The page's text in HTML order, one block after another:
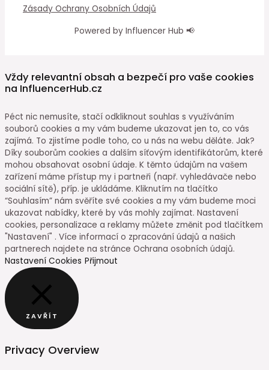
Zásady Ochrany Osobních Údajů
Powered by Influencer Hub 📢
Vždy relevantní obsah a bezpečí pro vaše cookies
na InfluencerHub.cz
Péct nic nemusíte, stačí odkliknout souhlas s využíváním
souborů cookies a my vám budeme ukazovat jen to, co vás
zajímá. To zjistíme podle toho, co u nás na webu děláte. Jak?
Díky souborům cookies a dalším síťovým identifikátorům, které
mohou obsahovat osobní údaje. K těmto údajům na vašem
zařízení máme přístup my i partneři (např. vyhledávače nebo
sociální sítě), příp. je ukládáme. Kliknutím na tlačítko
“Souhlasím” nám svěříte své cookies a my vám budeme moci
ukazovat nabídky, které by vás mohly zajímat. Nastavení
cookies, personalizace a reklamy můžete změnit pod tlačítkem
"Nastavení" . Více informací o zpracování údajů a našich
partnerech najdete na stránce Ochrana osobních údajů.
Nastavení Cookies Přijmout
ZAVŘÍT
Privacy Overview